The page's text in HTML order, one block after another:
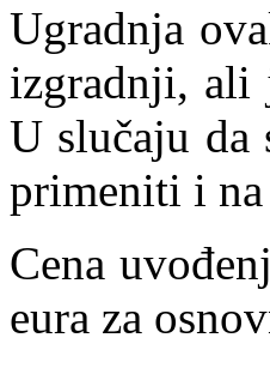
Ugradnja
izgradnji, ali
U slučaju da
primeniti i
Cena
eura za